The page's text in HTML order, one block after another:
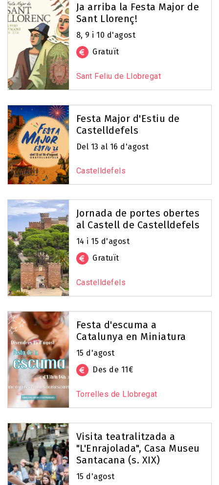
Ja arriba la Festa Major de
Sant Llorenç!
8, 9 i 10 d'agost
Gratuït
Sant Feliu de Llobregat
Festa Major d'Estiu de
Castelldefels
Del 13 al 16 d'agost
Castelldefels
Jornada de portes obertes
al Castell de Castelldefels
14 i 15 d'agost
Gratuït
Castelldefels
Festa d'escuma a
Catalunya en Miniatura
15 d'agost
Des de 11€
Torrelles de Llobregat
Visita teatralitzada a
"L'Enrajolada", Casa Museu
Santacana (s. XIX)
15 d'agost